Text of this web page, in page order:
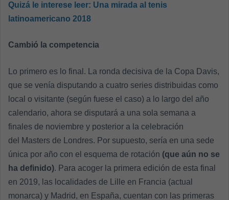
Quizá le interese leer: Una mirada al tenis
latinoamericano 2018
Cambió la competencia
Lo primero es lo final. La ronda decisiva de la Copa Davis,
que se venía disputando a cuatro series distribuidas como
local o visitante (según fuese el caso) a lo largo del año
calendario, ahora se disputará a una sola semana a
finales de noviembre y posterior a la celebración
del Masters de Londres. Por supuesto, sería en una sede
única por año con el esquema de rotación (que aún no se
ha definido). Para acoger la primera edición de esta final
en 2019, las localidades de Lille en Francia (actual
monarca) y Madrid, en España, cuentan con las primeras